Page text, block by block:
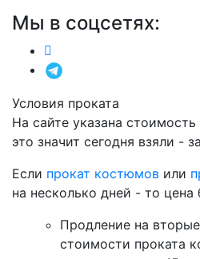
Мы в соцсетях:
Условия проката
На сайте указана стоимость
это значит сегодня взяли -
Если прокат костюмов или
на несколько дней - то
Продление на
стоимости проката